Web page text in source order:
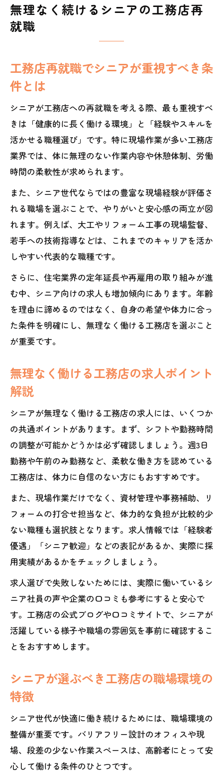
無理なく続けるシニアの工務店再
就職
工務店再就職でシニアが重視すべき条
件とは
シニアが工務店への再就職を考える際、最も重視すべ
きは「健康的に長く働ける環境」と「経験やスキルを
活かせる職種選び」です。特に現場作業が多い工務店
業界では、体に無理のない作業内容や休憩体制、労働
時間の柔軟性が求められます。
また、シニア世代ならではの豊富な現場経験が評価さ
れる職場を選ぶことで、やりがいと安心感の両立が図
れます。例えば、大工やリフォーム工事の現場監督、
若手への技術指導などは、これまでのキャリアを活か
しやすい代表的な職種です。
さらに、住宅業界の定年延長や再雇用の取り組みが進
む中、シニア向けの求人も増加傾向にあります。年齢
を理由に諦めるのではなく、自身の希望や体力に合っ
た条件を明確にし、無理なく働ける工務店を選ぶこと
が重要です。
無理なく働ける工務店の求人ポイント
解説
シニアが無理なく働ける工務店の求人には、いくつか
の共通ポイントがあります。まず、シフトや勤務時間
の調整が可能かどうかは必ず確認しましょう。週3日
勤務や午前のみ勤務など、柔軟な働き方を認めている
工務店は、体力に自信のない方にもおすすめです。
また、現場作業だけでなく、資材管理や事務補助、リ
フォームの打合せ担当など、体力的な負担が比較的少
ない職種も選択肢となります。求人情報では「経験者
優遇」「シニア歓迎」などの表記があるか、実際に採
用実績があるかをチェックしましょう。
求人選びで失敗しないためには、実際に働いているシ
ニア社員の声や企業の口コミも参考にすると安心で
す。工務店の公式ブログや口コミサイトで、シニアが
活躍している様子や職場の雰囲気を事前に確認するこ
とをおすすめします。
シニアが選ぶべき工務店の職場環境の
特徴
シニア世代が快適に働き続けるためには、職場環境の
整備が重要です。バリアフリー設計のオフィスや現
場、段差の少ない作業スペースは、高齢者にとって安
心して働ける条件のひとつです。